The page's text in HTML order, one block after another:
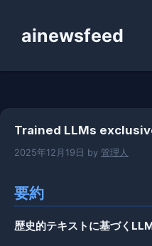
ainewsfeed
Trained LLMs
2025年12月19日 by 管理人
要約
歴史的テキストに基づく